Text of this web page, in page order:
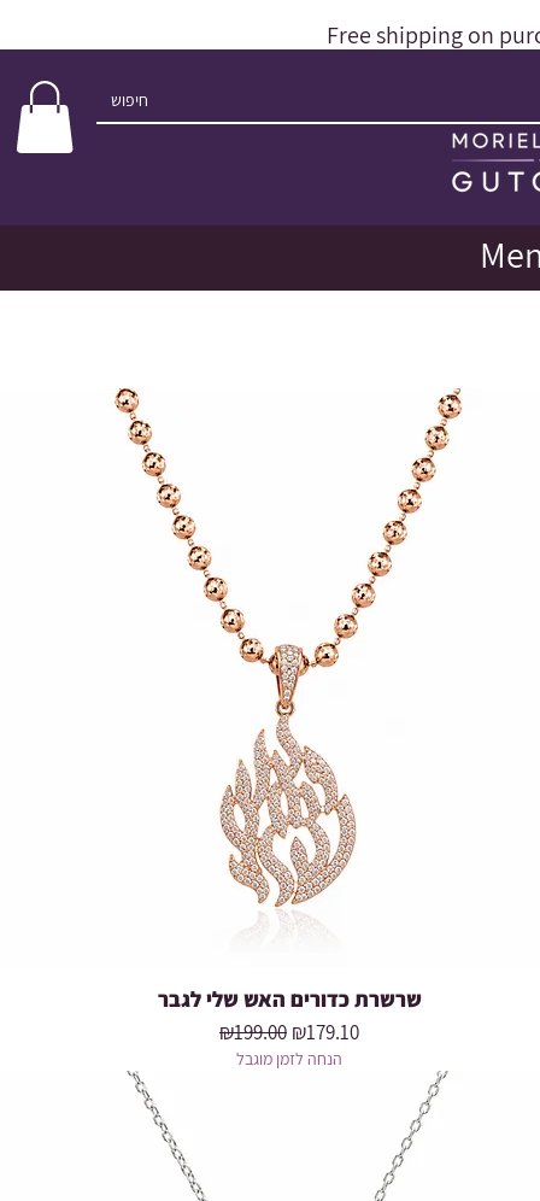
Free shipping on
Quick View
שרשרת כדורים האש שלי לגבר
Regular Price
₪199.00 Sale Price
₪179.10
הנחה לזמן מוגבל